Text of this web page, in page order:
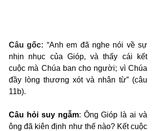
Câu gốc: “Anh em đã nghe nói về sự
nhịn nhục của Gióp, và thấy cái kết
cuộc mà Chúa ban cho người; vì Chúa
đầy lòng thương xót và nhân từ” (câu
11b).
Câu hỏi suy ngẫm: Ông Gióp là ai và
ông đã kiên định như thế nào? Kết cuộc